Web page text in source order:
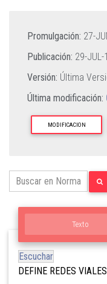
Promulgación: 27-
Publicación: 29-JUL-
Versión: Última
Última modificación:
MODIFICACION
Texto
Escuchar
DEFINE REDES